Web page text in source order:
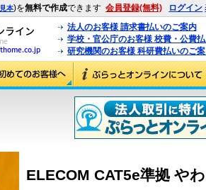
見本)を無料で作成できます 会員登録(無料) ログイン
法人のお客様 請求書払いのご案内
学校・官公庁のお客様 校費・公費
研究機関のお客様 科研費払いのご
ELECOM CAT5e準拠 や